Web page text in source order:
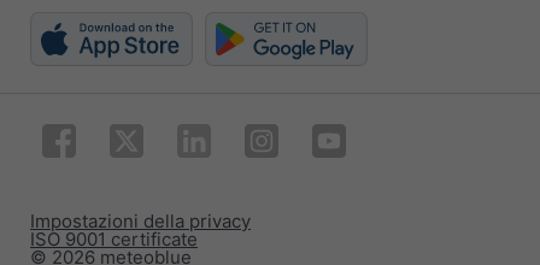
© 2026 meteoblue
ISO 9001 certificate
Impostazioni della privacy